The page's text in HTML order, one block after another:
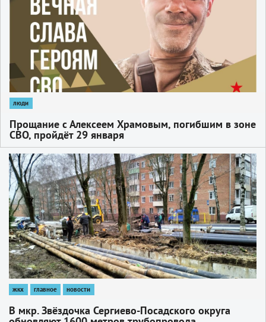
люди
Прощание с Алексеем Храмовым, погибшим в зоне
СВО, пройдёт 29 января
1
жкх главное новости
В мкр. Звёздочка Сергиево-Посадского округа